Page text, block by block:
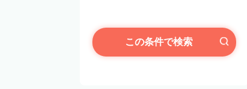
この条件で検索